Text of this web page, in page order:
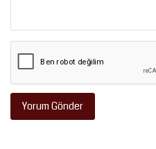
Yorum Gönder